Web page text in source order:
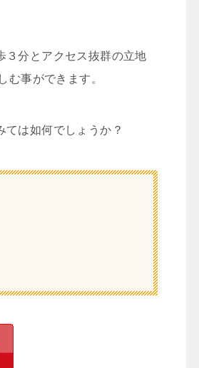
３分とアクセス抜群の立地
む事ができます。
は如何でしょうか？